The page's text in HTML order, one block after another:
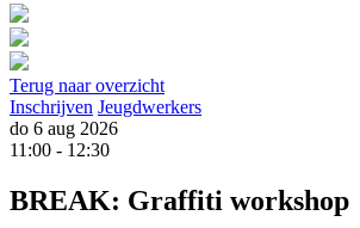
Terug naar overzicht
Inschrijven Jeugdwerkers
do 6 aug 2026
11:00 - 12:30
BREAK: Graffiti workshop